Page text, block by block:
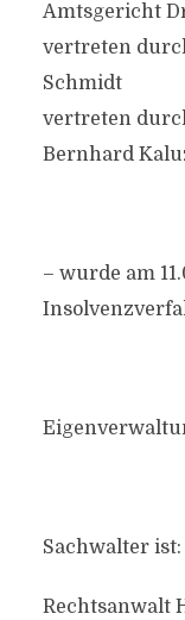
Amtsgericht
vertreten
Schmidt
vertreten
Bernhard
– wurde am
Sachwalter ist:
Rechtsanwalt